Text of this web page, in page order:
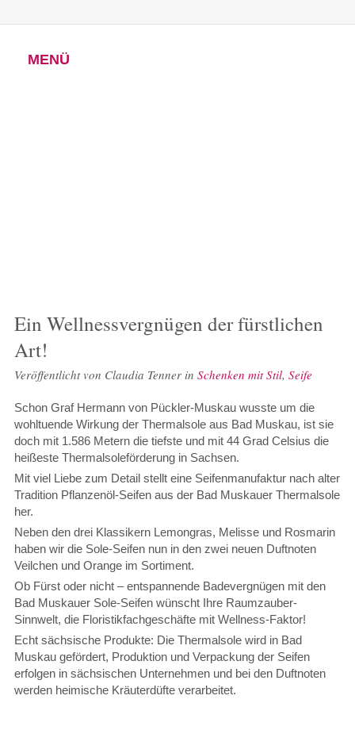
MENÜ
Ein Wellnessvergnügen der fürstlichen
Art!
Veröffentlicht von Claudia Tennerin Schenken mit Stil, Seife
Schon Graf Hermann von Pückler-Muskau wusste um die
wohltuende Wirkung der Thermalsole aus Bad Muskau, ist sie
doch mit 1.586 Metern die tiefste und mit 44 Grad Celsius die
heißeste Thermalsoleförderung in Sachsen.
Mit viel Liebe zum Detail stellt eine Seifenmanufaktur nach alter
Tradition Pflanzenöl-Seifen aus der Bad Muskauer Thermalsole
her.
Neben den drei Klassikern Lemongras, Melisse und Rosmarin
haben wir die Sole-Seifen nun in den zwei neuen Duftnoten
Veilchen und Orange im Sortiment.
Ob Fürst oder nicht – entspannende Badevergnügen mit den
Bad Muskauer Sole-Seifen wünscht Ihre Raumzauber-
Sinnwelt, die Floristikfachgeschäfte mit Wellness-Faktor!
Echt sächsische Produkte: Die Thermalsole wird in Bad
Muskau gefördert, Produktion und Verpackung der Seifen
erfolgen in sächsischen Unternehmen und bei den Duftnoten
werden heimische Kräuterdüfte verarbeitet.